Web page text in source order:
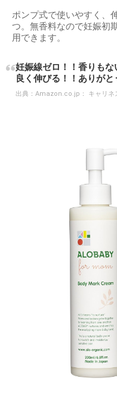
ポンプ式で使いやすく、
つ。無香料なので妊娠初
用できます。
妊娠線ゼロ！！香りもな
良く伸びる！！ありが
出典： Amazon.co.jp： キャリネ